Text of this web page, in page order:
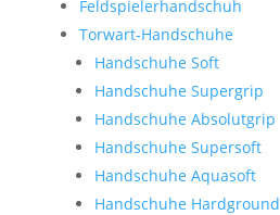
Feldspielerhandschuh
Torwart-Handschuhe
Handschuhe Soft
Handschuhe Supergrip
Handschuhe Absolutgrip
Handschuhe Supersoft
Handschuhe Aquasoft
Handschuhe Hardground